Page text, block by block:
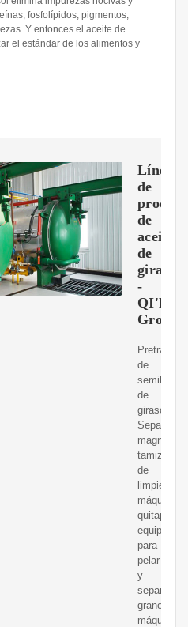
fosfolípidos, pigmentos,
Y entonces el aceite de
el estándar de los alimentos y
Línea
de
de
aceite
de
girasol
-
QI'E
Group
de
semillas
de
girasol:
Separador
magnético,
tamiz
de
limpieza,
máquina
equipo
para
pelar
y
separar
granos,
máquina